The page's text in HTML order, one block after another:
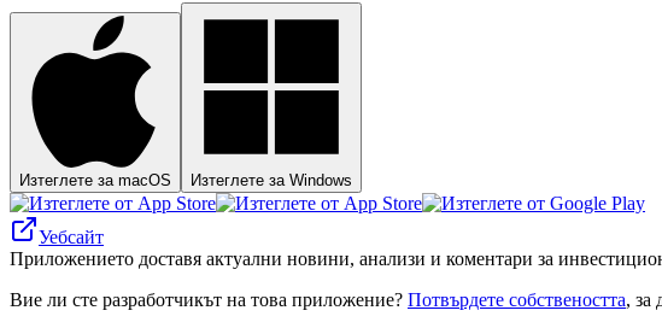
Изтеглете за macOS Изтеглете за Windows
Уебсайт
Приложението доставя актуални новини, анализи и коментари за
Вие ли сте разработчикът на това приложение? Потвърдете собствеността, за